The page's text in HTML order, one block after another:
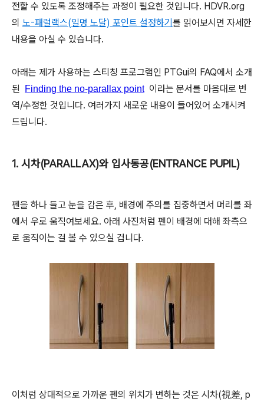
전할 수 있도록 조정해주는 과정이 필요한 것입니다. HDVR.org
의 노-패럴랙스(일명 노달) 포인트 설정하기를 읽어보시면 자세한
내용을 아실 수 있습니다.
아래는 제가 사용하는 스티칭 프로그램인 PTGui의 FAQ에서 소개
된
Finding the no-parallax point 이라는 문서를 마음대로 번
역/수정한 것입니다. 여러가지 새로운 내용이 들어있어 소개시켜
드립니다.
1. 시차(PARALLAX)와 입사동공(ENTRANCE PUPIL)
펜을 하나 들고 눈을 감은 후, 배경에 주의를 집중하면서 머리를 좌
에서 우로 움직여보세요. 아래 사진처럼 펜이 배경에 대해 좌측으
로 움직이는 걸 볼 수 있으실 겁니다.
이처럼 상대적으로 가까운 펜의 위치가 변하는 것은 시차(視差, p